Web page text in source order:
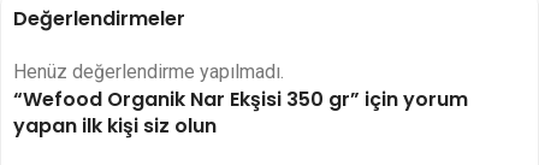
Değerlendirmeler
Henüz değerlendirme yapılmadı.
“Wefood Organik Nar Ekşisi 350 gr” için yorum
yapan ilk kişi siz olun